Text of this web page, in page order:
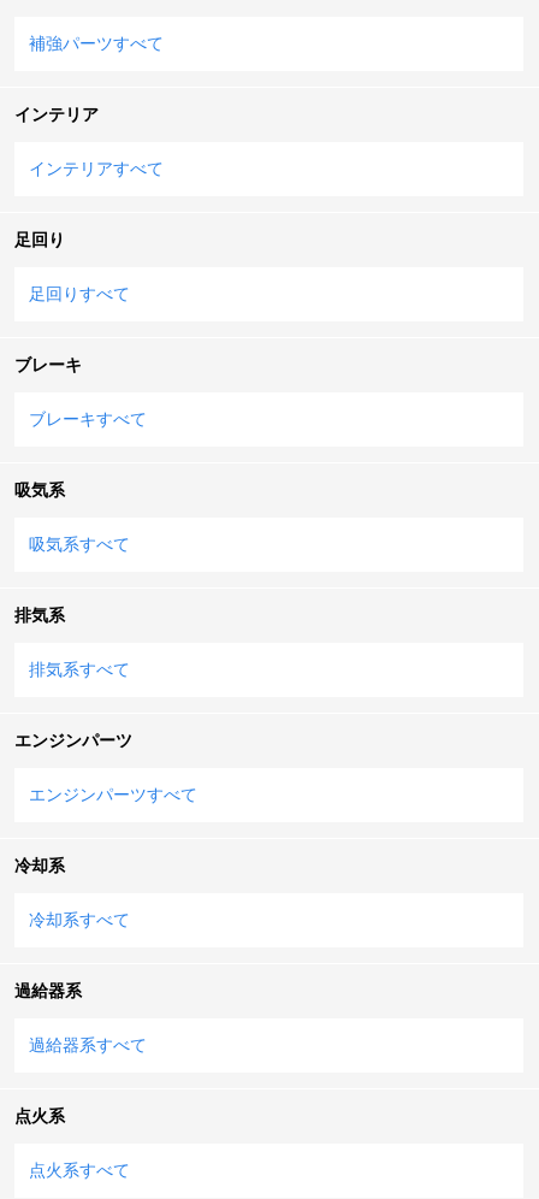
補強パーツすべて
インテリア
インテリアすべて
足回り
足回りすべて
ブレーキ
ブレーキすべて
吸気系
吸気系すべて
排気系
排気系すべて
エンジンパーツ
エンジンパーツすべて
冷却系
冷却系すべて
過給器系
過給器系すべて
点火系
点火系すべて